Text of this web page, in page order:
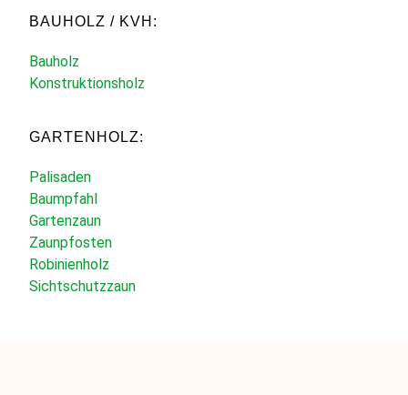
BAUHOLZ / KVH:
Bauholz
Konstruktionsholz
GARTENHOLZ:
Palisaden
Baumpfahl
Gartenzaun
Zaunpfosten
Robinienholz
Sichtschutzzaun